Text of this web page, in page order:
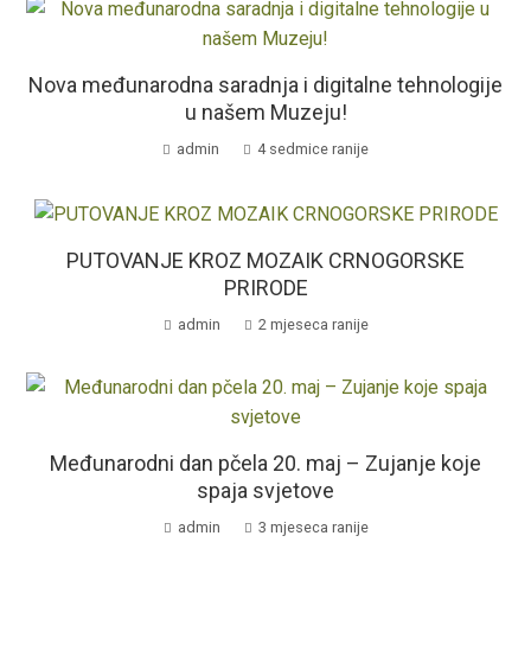
Nova međunarodna saradnja i digitalne tehnologije
u našem Muzeju!
admin 4 sedmice ranije
PUTOVANJE KROZ MOZAIK CRNOGORSKE
PRIRODE
admin 2 mjeseca ranije
Međunarodni dan pčela 20. maj – Zujanje koje
spaja svjetove
admin 3 mjeseca ranije